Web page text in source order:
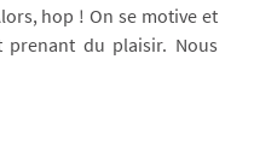
hop ! On se motive et
du plaisir. Nous